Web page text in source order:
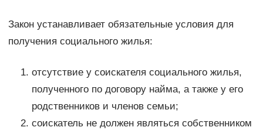
Закон устанавливает обязательные условия для
получения социального жилья:
отсутствие у соискателя социального жилья,
полученного по договору найма, а также у его
родственников и членов семьи;
соискатель не должен являться собственником